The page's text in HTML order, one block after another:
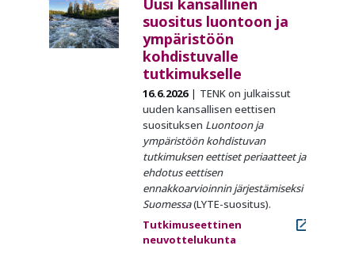
Uusi kansallinen
suositus luontoon ja
ympäristöön
kohdistuvalle
tutkimukselle
16.6.2026
TENK on julkaissut
uuden kansallisen eettisen
suosituksen Luontoon ja
ympäristöön kohdistuvan
tutkimuksen eettiset periaatteet ja
ehdotus eettisen
ennakkoarvioinnin järjestämiseksi
Suomessa(LYTE-suositus).
Tutkimuseettinen
neuvottelukunta